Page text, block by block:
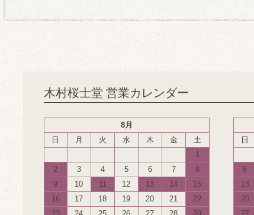
木村桜士堂 営業カレンダー
8月
日
月 火 水 木 金
土
1
2
3 4 5 6 7
8
9
10 11 12 13 14
15
16
17 18 19 20 21
22
日
6
13
20